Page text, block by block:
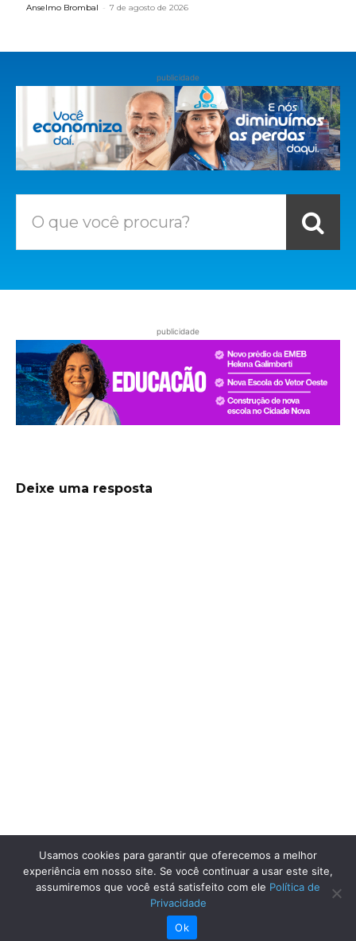
Anselmo Brombal - 7 de agosto de 2026
publicidade
O que você procura?
publicidade
Deixe uma resposta
Usamos cookies para garantir que oferecemos a melhor
experiência em nosso site. Se você continuar a usar este site,
assumiremos que você está satisfeito com ele Política de
Privacidade
Ok